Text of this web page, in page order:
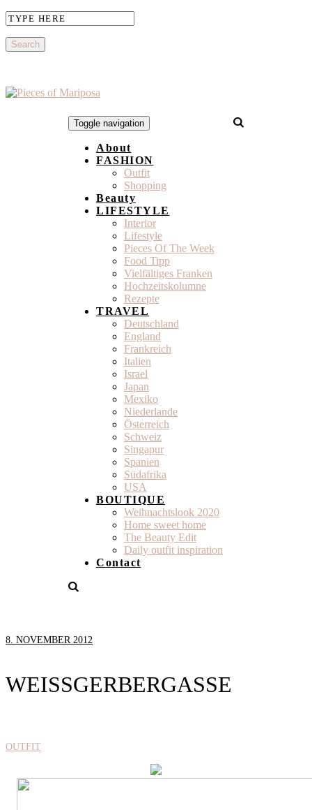
Toggle navigation
About
FASHION
Outfit
Shopping
Beauty
LIFESTYLE
Interior
Lifestyle
Pieces Of The Week
Food Tipp
Vielfältiges Franken
Hochzeitskolumne
Rezepte
TRAVEL
Deutschland
England
Frankreich
Italien
Israel
Japan
Mexiko
Niederlande
Österreich
Schweiz
Singapur
Spanien
Südafrika
USA
BOUTIQUE
Weihnachtslook 2020
Home sweet home
The Beauty Edit
Daily outfit inspiration
Contact
8. NOVEMBER 2012
WEISSGERBERGASSE
OUTFIT